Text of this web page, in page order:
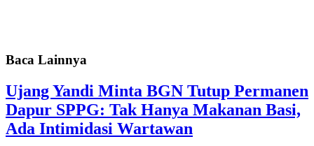
Baca Lainnya
Ujang Yandi Minta BGN Tutup Permanen
Dapur SPPG: Tak Hanya Makanan Basi,
Ada Intimidasi Wartawan